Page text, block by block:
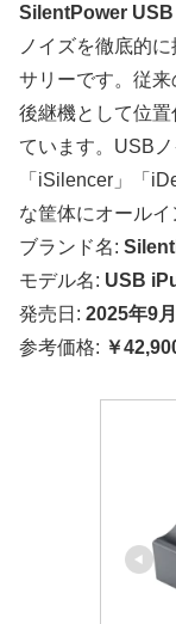
SilentPower
ノイズを徹底的
サリーです。従
後継機として位
ています。USB
「iSilencer」「
な筐体にオールイ
ブランド名:
モデル名: USB
発売日: 2025年9
参考価格: ￥